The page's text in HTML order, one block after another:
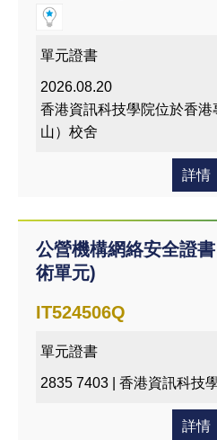
單元證書
2026.08.20
香港資訊科技學院位於香
山）校舍
詳情
公營機構網絡安全證
術單元)
IT524506Q
單元證書
2835 7403 | 香港資訊科技
詳情